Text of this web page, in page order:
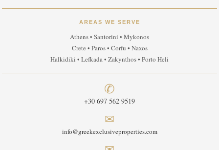
AREAS WE SERVE
Athens • Santorini • Mykonos
Crete • Paros • Corfu • Naxos
Halkidiki • Lefkada • Zakynthos • Porto Heli
✆
+30 697 562 9519
✉
info@greekexclusiveproperties.com